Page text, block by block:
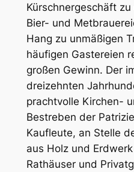
Kürschnergeschäft
Bier- und
Hang zu unmäßigen
häufigen Gastereien
großen Gewinn. Der
dreizehnten
prachtvolle Kirchen-
Bestreben der
Kaufleute, an Stelle
aus Holz und
Rathäuser und